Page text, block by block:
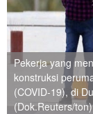
Pekerja yang
konstruksi
(COVID-19), di
(Dok.Reuters/ton)